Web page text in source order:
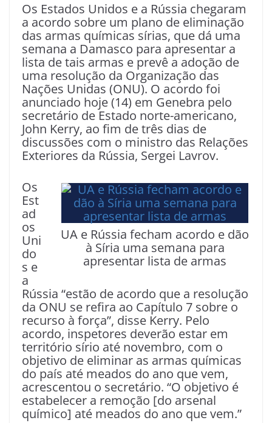
Os Estados Unidos e a Rússia chegaram
a acordo sobre um plano de eliminação
das armas químicas sírias, que dá uma
semana a Damasco para apresentar a
lista de tais armas e prevê a adoção de
uma resolução da Organização das
Nações Unidas (ONU). O acordo foi
anunciado hoje (14) em Genebra pelo
secretário de Estado norte-americano,
John Kerry, ao fim de três dias de
discussões com o ministro das Relações
Exteriores da Rússia, Sergei Lavrov.
UA e Rússia fecham acordo e dão
à Síria uma semana para
apresentar lista de armas
Os
Est
ad
os
Uni
do
s e
a
Rússia “estão de acordo que a resolução
da ONU se refira ao Capítulo 7 sobre o
recurso à força”, disse Kerry. Pelo
acordo, inspetores deverão estar em
território sírio até novembro, com o
objetivo de eliminar as armas químicas
do país até meados do ano que vem,
acrescentou o secretário. “O objetivo é
estabelecer a remoção [do arsenal
químico] até meados do ano que vem.”